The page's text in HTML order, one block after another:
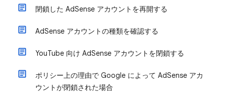
閉鎖した AdSense アカウントを再開する
AdSense アカウントの種類を確認する
YouTube 向け AdSense アカウントを閉鎖する
ポリシー上の理由で Google によって AdSense アカ
ウントが閉鎖された場合